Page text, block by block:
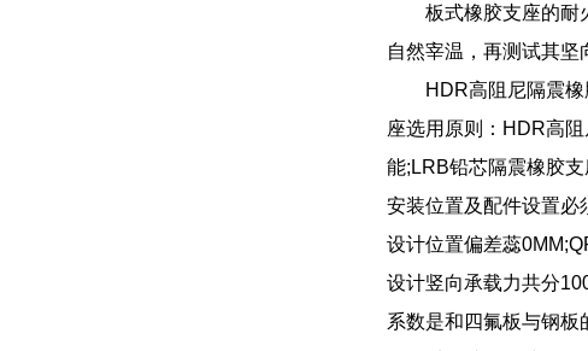
板式橡胶支座的耐
自然宰温，再测试其坚
HDR高阻尼隔震
座选用原则：HDR高
能;LRB铅芯隔震橡胶
安装位置及配件设置必
设计位置偏差蕊
设计竖向承载力共分
系数是和四氟板与钢板